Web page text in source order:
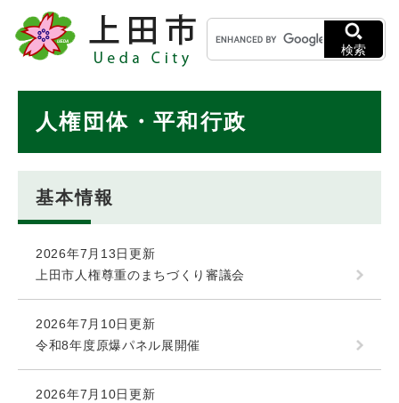
メニューを飛ばして本文へ
キ
ー
ワ
検
検索
人権団体・平和行政
基本情報
2026年7月13日更新
上田市人権尊重のまちづくり審議会
2026年7月10日更新
令和8年度原爆パネル展開催
2026年7月10日更新